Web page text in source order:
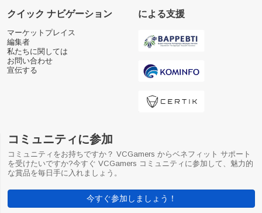
クイック ナビゲーション
マーケットプレイス
編集者
私たちに関しては
お問い合わせ
宣伝する
による支援
コミュニティに参加
コミュニティをお持ちですか？ VCGamers からベネフィット サポート
を受けたいですか?今すぐ VCGamers コミュニティに参加して、魅力的
な賞品を毎日手に入れましょう。
今すぐ参加しましょう！